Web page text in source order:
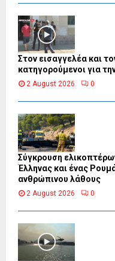
Στον εισαγγελέα και
κατηγορούμενοι για
2 August 2026 0
Σύγκρουση
Έλληνας και ένας
ανθρώπινου λάθους
2 August 2026 0